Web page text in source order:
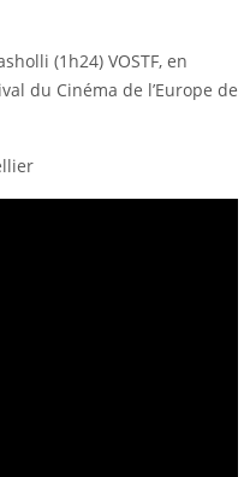
(1h24) VOSTF, en
du Cinéma de l’Europe de